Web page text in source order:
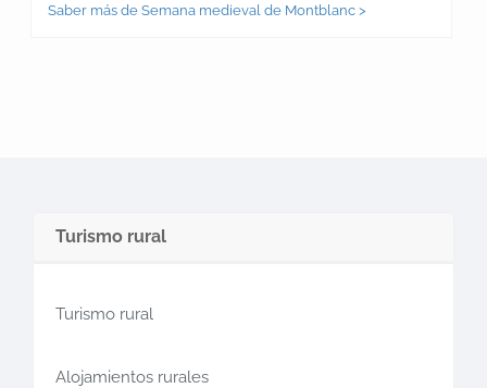
Saber más de Semana medieval de Montblanc >
Turismo rural
Turismo rural
Alojamientos rurales